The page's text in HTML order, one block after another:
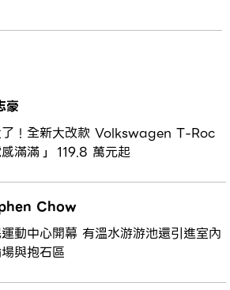
豪
！全新大改款 Volkswagen T-Roc
感滿滿」 119.8 萬元起
Chow
動中心開幕 有溫水游游池還引進室內
與抱石區